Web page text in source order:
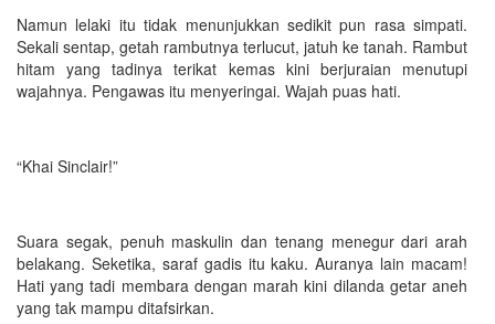
Namun lelaki itu tidak menunjukkan sedikit pun rasa simpati.
Sekali sentap, getah rambutnya terlucut, jatuh ke tanah. Rambut
hitam yang tadinya terikat kemas kini berjuraian menutupi
wajahnya. Pengawas itu menyeringai. Wajah puas hati.
“Khai Sinclair!”
Suara segak, penuh maskulin dan tenang menegur dari arah
belakang. Seketika, saraf gadis itu kaku. Auranya lain macam!
Hati yang tadi membara dengan marah kini dilanda getar aneh
yang tak mampu ditafsirkan.